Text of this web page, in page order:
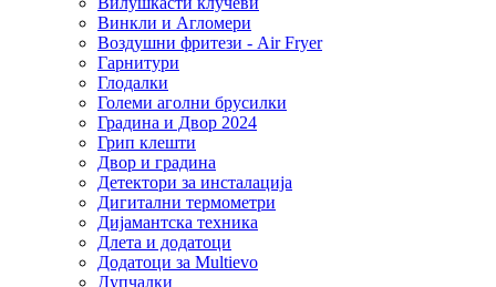
Винкли и Агломери
Воздушни фритези - Air Fryer
Гарнитури
Глодалки
Големи аголни брусилки
Градина и Двор 2024
Грип клешти
Двор и градина
Детектори за инсталација
Дигитални термометри
Дијамантска техника
Длета и додатоци
Додатоци за Multievo
Дупчалки